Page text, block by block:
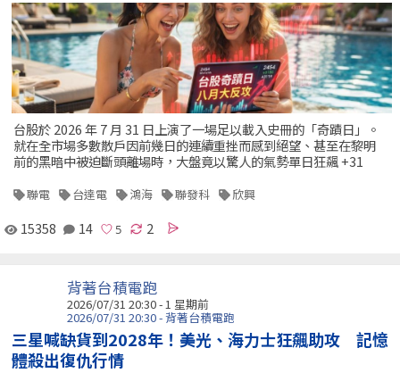
台股於 2026 年 7 月 31 日上演了一場足以載入史冊的「奇蹟日」。
就在全市場多數散戶因前幾日的連續重挫而感到絕望、甚至在黎明
前的黑暗中被迫斷頭離場時，大盤竟以驚人的氣勢單日狂飆 +31
聯電 台達電 鴻海 聯發科 欣興
15358 14 2
背著台積電跑
2026/07/31 20:30 - 1 星期前
2026/07/31 20:30 - 背著台積電跑
三星喊缺貨到2028年！美光、海力士狂飆助攻 記憶
體殺出復仇行情